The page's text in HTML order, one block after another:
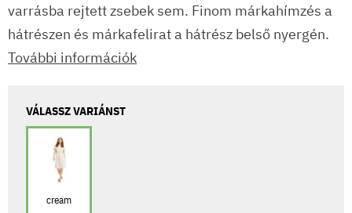
varrásba rejtett zsebek sem. Finom márkahímzés a
hátrészen és márkafelirat a hátrész belső nyergén.
További információk
VÁLASSZ VARIÁNST
cream